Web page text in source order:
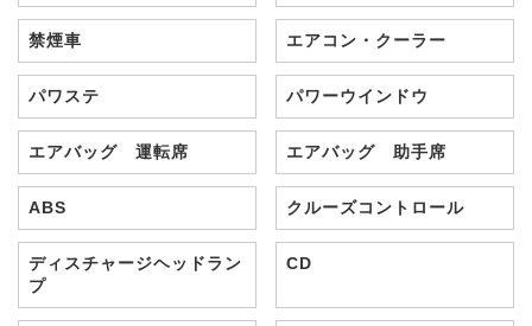
禁煙車 エアコン・クーラー
パワステ パワーウインドウ
エアバッグ 運転席 エアバッグ 助手席
ABS クルーズコントロール
ディスチャージヘッドラン
プ
CD